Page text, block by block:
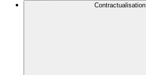
Contractualisation